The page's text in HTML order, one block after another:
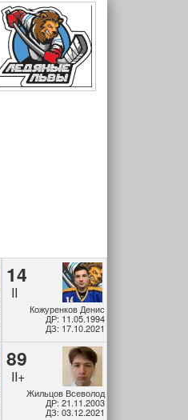
14
II
Кожуренков Денис
ДР: 11.05.1994
ДЗ: 17.10.2021
89
II+
Жильцов Всеволод
ДР: 21.11.2003
ДЗ: 03.12.2021